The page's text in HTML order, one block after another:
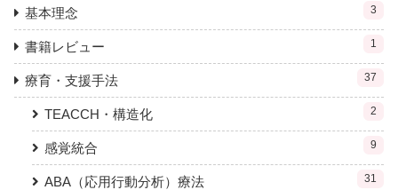
基本理念 3
書籍レビュー 1
療育・支援手法 37
TEACCH・構造化 2
感覚統合 9
ABA（応用行動分析）療法 31